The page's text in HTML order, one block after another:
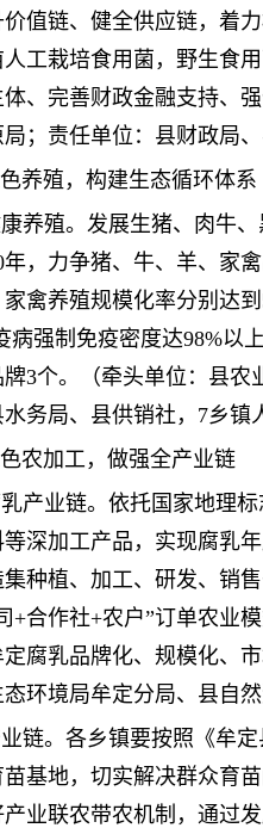
值链、健全供应链，着
工栽培食用菌，野生食
、完善财政金融支持、
；责任单位：县财政局
色养殖，构建生态循环体系
养殖。发展生猪、肉牛
，力争猪、牛、羊、家
禽养殖规模化率分别达
病强制免疫密度达98%以
3个。（牵头单位：县
务局、县供销社，7乡镇
色农加工，做强全产业链
产业链。依托国家地理
深加工产品，实现腐乳
种植、加工、研发、销
+合作社+农户”订单农业
腐乳品牌化、规模化、
环境局牟定分局、县自
链。各乡镇要按照《牟
基地，切实解决群众育
业联农带农机制，通过